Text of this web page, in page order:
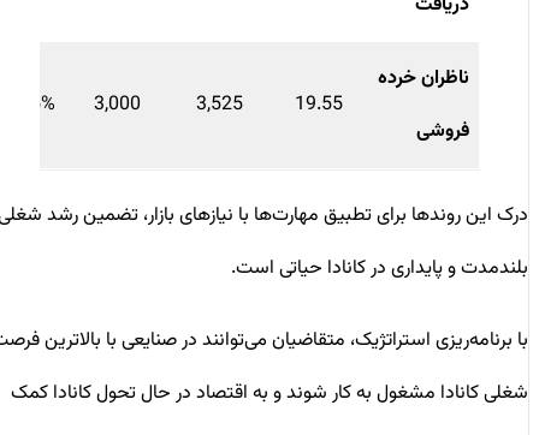
ناظران خرده
فروشی
19.55
3,525
3,000
17.5%
درک این روندها برای تطبیق مهارت‌ها با نیازهای بازار، تضمین رشد شغلی
بلندمدت و پایداری در کانادا حیاتی است.
با برنامه‌ریزی استراتژیک، متقاضیان می‌توانند در صنایعی با بالاترین فرصت‌
شغلی کانادا مشغول به کار شوند و به اقتصاد در حال تحول کانادا کمک